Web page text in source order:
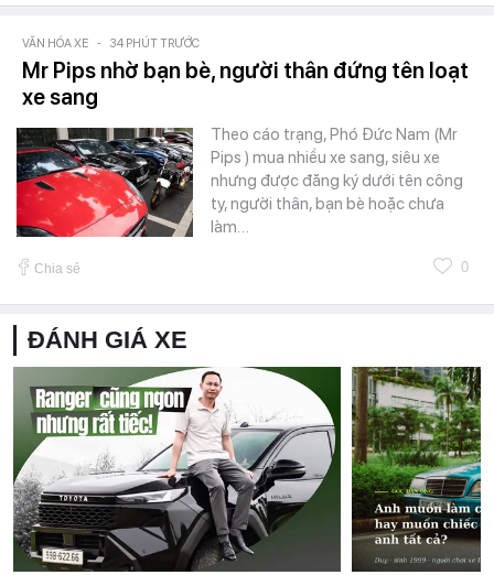
VĂN HÓA XE - 34 PHÚT TRƯỚC
Mr Pips nhờ bạn bè, người thân đứng tên loạt
xe sang
Theo cáo trạng, Phó Đức Nam (Mr
Pips ) mua nhiều xe sang, siêu xe
nhưng được đăng ký dưới tên công
ty, người thân, bạn bè hoặc chưa
làm…
Chia sẻ 0
ĐÁNH GIÁ XE